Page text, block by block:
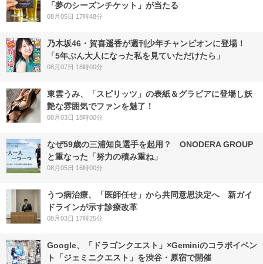
「夢のシーズンチケット」が当たる
08月05日 17時48分
乃木坂46・賀喜遥香が週刊少年チャンピオンに登場！
「5年ぶん大人になった私を見ていただけたら」
08月07日 18時00分
東雲うみ、「スピリッツ」の表紙＆グラビアに登場し妖
艶な雰囲気でファンを魅了！
08月03日 18時00分
なぜ59歳の三浦知良選手を起用？ ONODERA GROUP
と重なった「努力の積み重ね」
08月05日 16時00分
うつ病治療、「医師任せ」から共同意思決定へ 新ガイ
ドラインが示す診療改革
08月03日 17時25分
Google、「ドラゴンクエスト」×Geminiのコラボイベン
ト「ジェミニクエスト」を渋谷・原宿で開催